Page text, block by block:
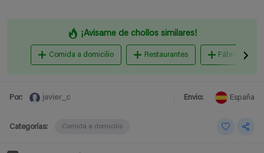
¡Avisame de chollos similares!
Comida a domicilio Restaurantes Fábricas de
Por: javier_c Envio: España
Categorías: Comida a domicilio